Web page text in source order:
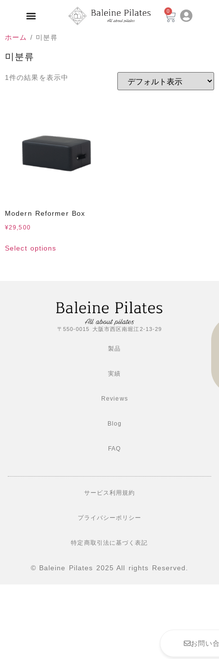
0
お問い
ホーム / 미분류
미분류
1件の結果を表示中
Modern Reformer Box
¥29,500
Select options
〒550-0015 大阪市西区南堀江2-13-29
製品
実績
Reviews
Blog
FAQ
© Baleine Pilates 2025 All rights Reserved.
サービス利用規約
プライバシーポリシー
特定商取引法に基づく表記